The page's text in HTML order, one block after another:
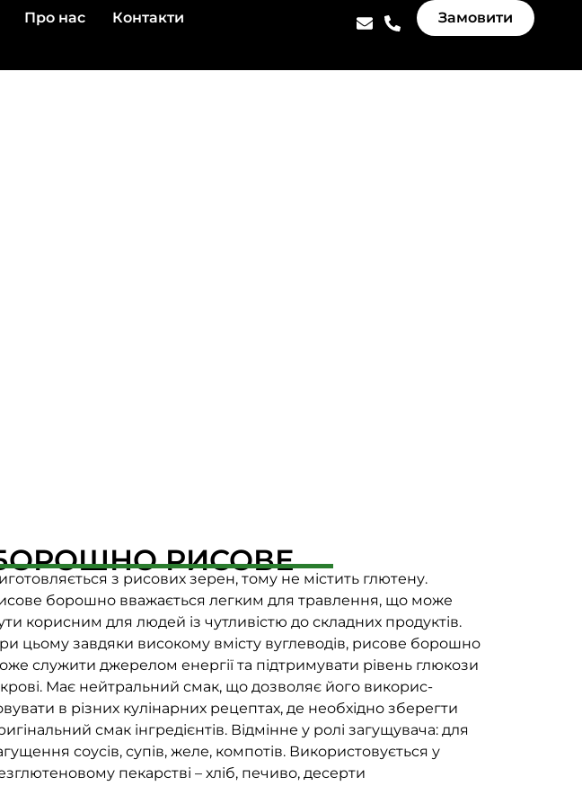
Про нас Контакти Замовити
РИСОВЕ
з рисових зерен, тому не містить глютену.
борошно вважається легким для травлення, що може
корисним для людей із чутливістю до складних продуктів.
цьому завдяки високому вмісту вуглеводів, рисове борошно
служити джерелом енергії та підтримувати рівень глюкози
Має нейтральний смак, що дозволяє його викорис-
в різних кулінарних рецептах, де необхідно зберегти
смак інгредієнтів. Відмінне у ролі загущувача: для
соусів, супів, желе, компотів. Використовується у
пекарстві – хліб, печиво, десерти